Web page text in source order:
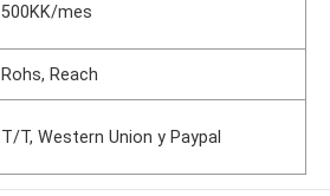
500KK/mes
Rohs, Reach
T/T, Western Union y Paypal